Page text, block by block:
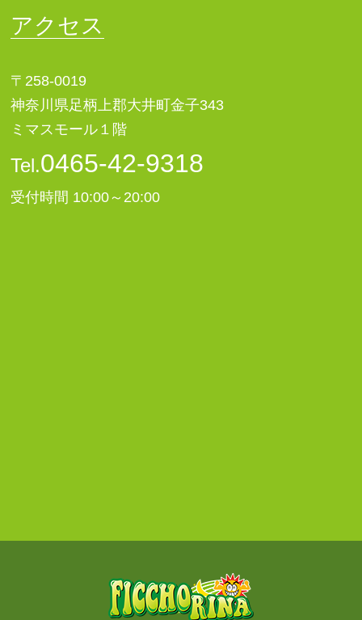
アクセス
〒258-0019
神奈川県足柄上郡大井町金子343
ミマスモール１階
Tel.0465-42-9318
受付時間 10:00～20:00